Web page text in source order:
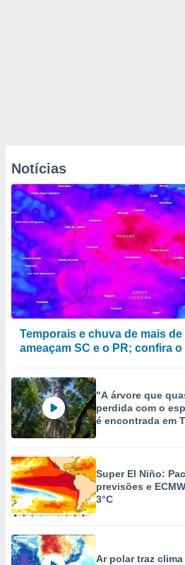
Notícias
Temporais e chuva de mais de
ameaçam SC e o PR; confira o
"A árvore que
perdida com o
é encontrada em
Super El Niño:
previsões e
3°C
Ar polar traz